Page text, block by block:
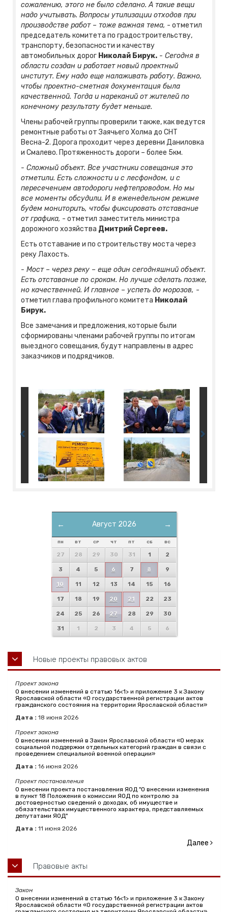
сожалению, этого не было сделано. А такие вещи
надо учитывать. Вопросы утилизации отходов при
производстве работ – тоже важная тема, - отметил
председатель комитета по градостроительству,
транспорту, безопасности и качеству
автомобильных дорог Николай Бирук. - Сегодня в
области создан и работает новый проектный
институт. Ему надо еще налаживать работу. Важно,
чтобы проектно-сметная документация была
качественной. Тогда и нареканий от жителей по
конечному результату будет меньше.
Члены рабочей группы проверили также, как ведутся
ремонтные работы от Заячьего Холма до СНТ
Весна-2. Дорога проходит через деревни Даниловка
и Смалево. Протяженность дороги – более 5км.
- Сложный объект. Все участники совещания это
отметили. Есть сложности и с лесфондом, и с
пересечением автодороги нефтепроводом. Но мы
все моменты обсудили. И в еженедельном режиме
будем мониторить, чтобы фиксировать отставание
от графика, - отметил заместитель министра
дорожного хозяйства Дмитрий Сергеев.
Есть отставание и по строительству моста через
реку Лахость.
- Мост – через реку – еще один сегодняшний объект.
Есть отставание по срокам. Но лучше сделать позже,
но качественней. И главное – успеть до морозов, -
отметил глава профильного комитета Николай
Бирук.
Все замечания и предложения, которые были
сформированы членами рабочей группы по итогам
выездного совещания, будут направлены в адрес
заказчиков и подрядчиков.
← →
Август 2026
ПН ВТ СР ЧТ ПТ СБ ВС
27 28 29 30 31 1 2
3 4 5 6 7 8 9
10 11 12 13 14 15 16
17 18 19 20 21 22 23
24 25 26 27 28 29 30
31 1 2 3 4 5 6
Новые проекты правовых актов
Проект закона
О внесении изменений в статью 16<1> и приложение 3 к Закону
Ярославской области «О государственной регистрации актов
гражданского состояния на территории Ярославской области»
Дата : 18 июня 2026
Проект закона
О внесении изменений в Закон Ярославской области «О мерах
социальной поддержки отдельных категорий граждан в связи с
проведением специальной военной операции»
Дата : 16 июня 2026
Проект постановления
О внесении проекта постановления ЯОД "О внесении изменения
в пункт 18 Положения о комиссии ЯОД по контролю за
достоверностью сведений о доходах, об имуществе и
обязательствах имущественного характера, представляемых
депутатами ЯОД"
Дата : 11 июня 2026
Далее
Правовые акты
Закон
О внесении изменений в статью 16<1> и приложение 3 к Закону
Ярославской области «О государственной регистрации актов